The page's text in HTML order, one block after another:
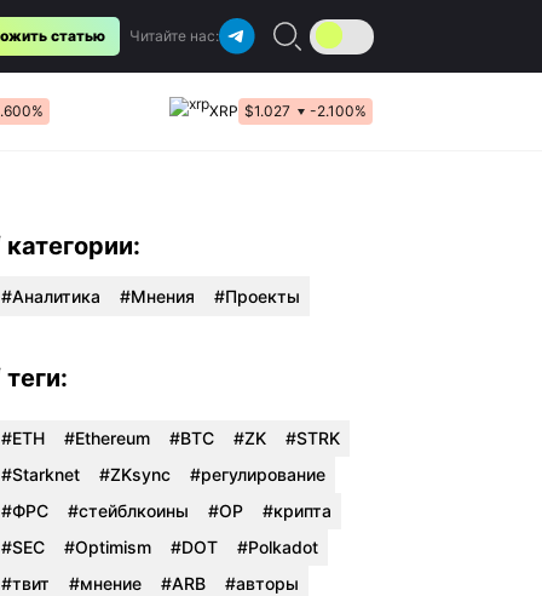
статью Читайте нас:
XRP $1.027 -2.100%
категории:
Аналитика Мнения Проекты
теги:
#ETH #Ethereum #BTC #ZK
#STRK
#Starknet
#ZKsync
#регулирование
#ФРС
#стейблкоины #OP
#крипта
#SEC
#Optimism #DOT
#Polkadot
#твит
#мнение #ARB
#авторы